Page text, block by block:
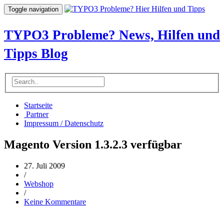
Toggle navigation
TYPO3 Probleme? News, Hilfen und
Tipps Blog
Startseite
Partner
Impressum / Datenschutz
Magento Version 1.3.2.3 verfügbar
27. Juli 2009
/
Webshop
/
Keine Kommentare